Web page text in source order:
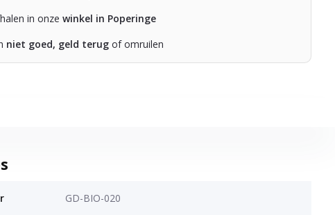
in onzewinkel in Poperinge
niet goed, geld terug of omruilen
GD-BIO-020